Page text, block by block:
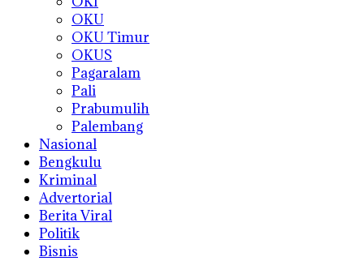
OKU
OKU Timur
OKUS
Pagaralam
Pali
Prabumulih
Palembang
Nasional
Bengkulu
Kriminal
Advertorial
Berita Viral
Politik
Bisnis